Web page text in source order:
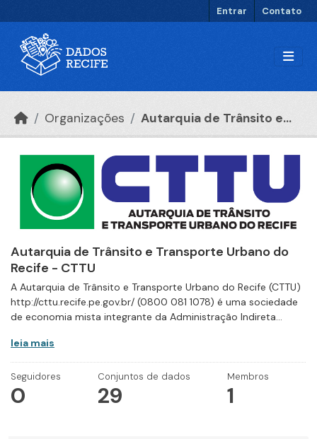
Entrar Contato
Organizações Autarquia de Trânsito e...
Autarquia de Trânsito e Transporte Urbano do
Recife - CTTU
A Autarquia de Trânsito e Transporte Urbano do Recife (CTTU)
http://cttu.recife.pe.gov.br/ (0800 081 1078) é uma sociedade
de economia mista integrante da Administração Indireta...
leia mais
Seguidores
0
Conjuntos de dados
29
Membros
1